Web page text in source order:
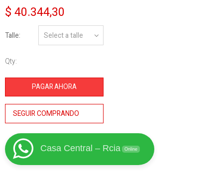
$ 40.344,30
Talle
Qty:
Botín
Pisfer
Acero
PAGAR AHORA
SEGUIR COMPRANDO
Casa Central – Rcia Online